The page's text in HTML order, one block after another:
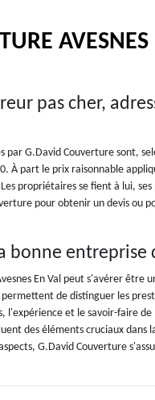
pas cher,
par G.David Couverture sont,
À part le prix raisonnable
propriétaires se fient à lui,
pour obtenir un devis ou
bonne entreprise
En Val peut s'avérer être
de distinguer les
l'expérience et le savoir-faire
des éléments cruciaux
G.David Couverture